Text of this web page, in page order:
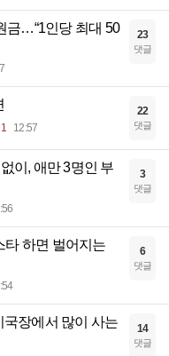
금…“1인당 최대 50
23
댓글
12:57
22
댓글
이, 애만 3명인 부
3
댓글
타 하면 벌어지는
6
댓글
국장에서 많이 사는
14
댓글